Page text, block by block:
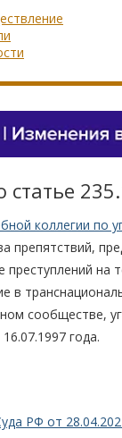
статье
коллегии
преступлений
в
сообществе,
года.
РФ от